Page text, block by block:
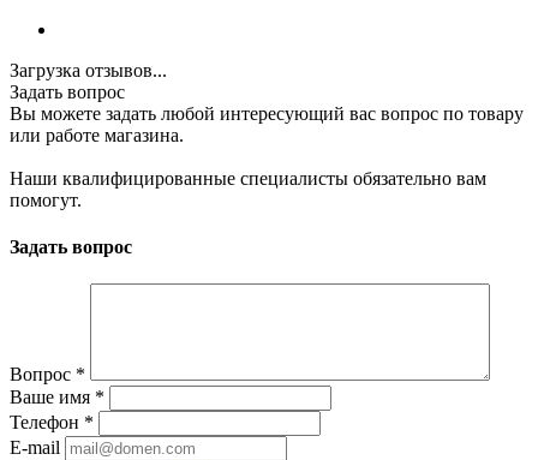
Загрузка отзывов...
Задать вопрос
Вы можете задать любой интересующий вас вопрос по товару
или работе магазина.
Наши квалифицированные специалисты обязательно вам
помогут.
Задать вопрос
Вопрос *
Ваше имя *
Телефон *
E-mail